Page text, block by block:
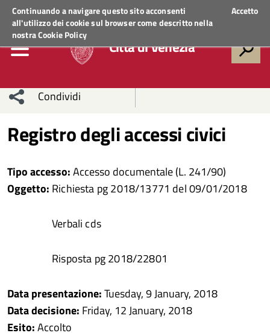
Continuando a navigare questo sito acconsenti
all'utilizzo dei cookie sul browser come descritto nella
nostraCookie Policy
Accetto
Regione VenetoACCEDI AI SERVIZI
Città di Venezia
Condividi
network
Condividi
Condividi
Facebook
su
Condividi
Whatsapp
Registro degli accessi civici
Tipo accesso:Accesso documentale (L. 241/90)
Oggetto: Richiesta pg 2018/13771 del 09/01/2018
Verbali cds
Risposta pg 2018/22801
Data presentazione:Tuesday, 9 January, 2018
Data decisione: Friday, 12 January, 2018
Esito:Accolto